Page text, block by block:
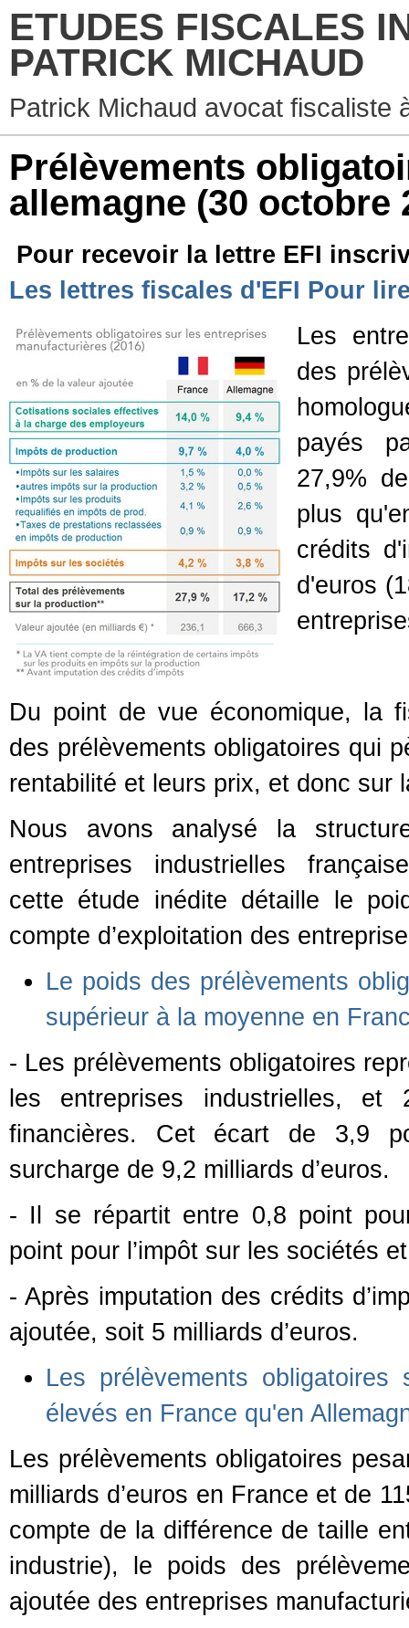
ETUDES FISCALES
PATRICK MICHAUD
Patrick Michaud avocat fiscaliste
Prélèvements
allemagne (30 octobre
Pour recevoir la lettre EFI
Les lettres fiscales d'EFI Pour
Les
des
payés
27,9%
plus
crédits
d'euros
Du point de vue économique, la
des prélèvements obligatoires qui
rentabilité et leurs prix, et donc sur
Nous avons analysé la
entreprises industrielles
cette étude inédite détaille le
compte d’exploitation des
Le poids des prélèvements
supérieur à la moyenne en
- Les prélèvements obligatoires
les entreprises industrielles,
financières. Cet écart de 3,9
surcharge de 9,2 milliards d’euros.
- Il se répartit entre 0,8 point
point pour l’impôt sur les sociétés
- Après imputation des crédits
ajoutée, soit 5 milliards d’euros.
Les prélèvements
élevés en France qu'en
Les prélèvements obligatoires
milliards d’euros en France et de
compte de la différence de taille
industrie), le poids des
ajoutée des entreprises